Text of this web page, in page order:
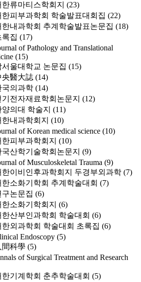
한류마티스학회지 (23)
한피부과학회 학술발표대회집 (22)
한내과학회 추계학술발표논문집 (18)
록집 (17)
of Pathology and Translational
(15)
서울대학교 논문집 (15)
央醫大誌 (14)
국의과학 (14)
기전자재료학회논문지 (12)
양의대 학술지 (11)
한내과학회지 (10)
of Korean medical science (10)
한피부과학회지 (10)
국산학기술학회논문지 (9)
of Musculoskeletal Trauma (9)
한이비인후과학회지 두경부외과학 (7)
한소화기학회 추계학술대회 (7)
구논문집 (6)
한소화기학회지 (6)
한산부인과학회 학술대회 (6)
한외과학회 학술대회 초록집 (6)
Endoscopy (5)
間科學 (5)
of Surgical Treatment and Research
한기계학회 춘추학술대회 (5)